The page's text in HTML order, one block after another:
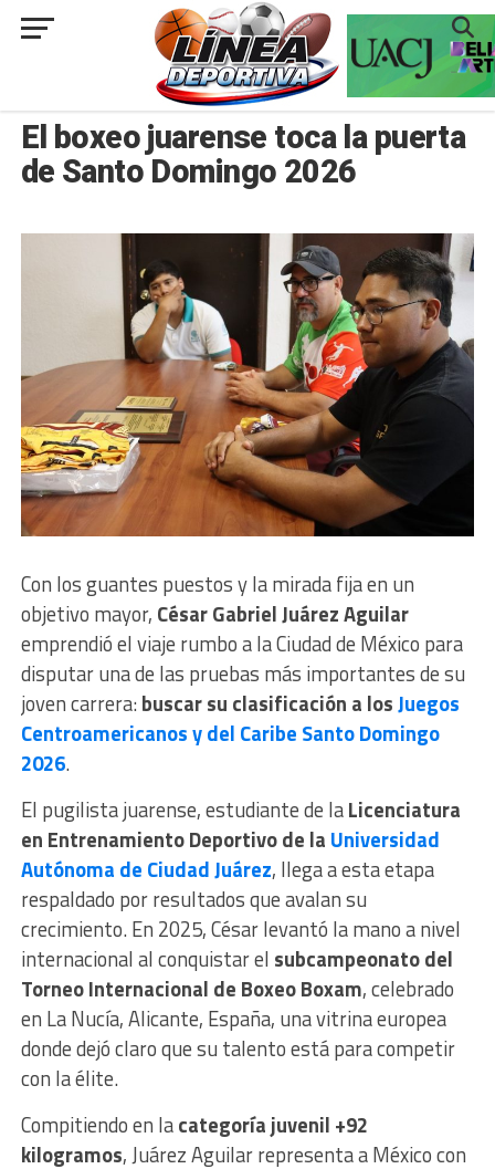
###
El boxeo juarense toca la puerta
de Santo Domingo 2026
Con los guantes puestos y la mirada fija en un
objetivo mayor, César Gabriel Juárez Aguilar
emprendió el viaje rumbo a la Ciudad de México para
disputar una de las pruebas más importantes de su
joven carrera:buscar su clasificación a losJuegos
Centroamericanos y del Caribe Santo Domingo
2026.
El pugilista juarense, estudiante de laLicenciatura
en Entrenamiento Deportivo de la Universidad
Autónoma de Ciudad Juárez, llega a esta etapa
respaldado por resultados que avalan su
crecimiento. En 2025, César levantó la mano a nivel
internacional al conquistar el subcampeonato del
Torneo Internacional de Boxeo Boxam, celebrado
en La Nucía, Alicante, España, una vitrina europea
donde dejó claro que su talento está para competir
con la élite.
Compitiendo en lacategoría juvenil +92
kilogramos, Juárez Aguilar representa a México con